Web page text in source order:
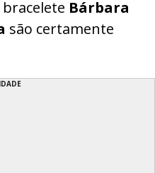
bracelete Bárbara
são certamente